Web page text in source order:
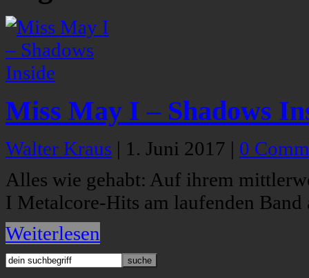
Miss May I – Shadows
Walter Kraus | 1. Juni 2017 | 0
Alles wie gehabt: Auf ihrem
I Metalcore-Hits am laufenden Band
Weiterlesen